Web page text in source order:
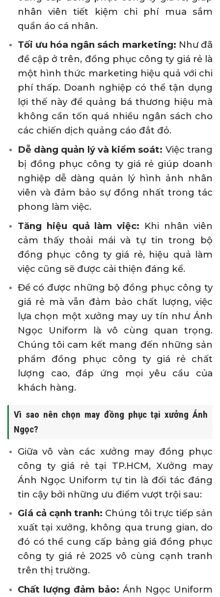
nhân viên tiết kiệm chi phí mua sắm
quần áo cá nhân.
Tối ưu hóa ngân sách marketing: Như đã
đề cập ở trên, đồng phục công ty giá rẻ là
một hình thức marketing hiệu quả với chi
phí thấp. Doanh nghiệp có thể tận dụng
lợi thế này để quảng bá thương hiệu mà
không cần tốn quá nhiều ngân sách cho
các chiến dịch quảng cáo đắt đỏ.
Dễ dàng quản lý và kiểm soát: Việc trang
bị đồng phục công ty giá rẻ giúp doanh
nghiệp dễ dàng quản lý hình ảnh nhân
viên và đảm bảo sự đồng nhất trong tác
phong làm việc.
Tăng hiệu quả làm việc: Khi nhân viên
cảm thấy thoải mái và tự tin trong bộ
đồng phục công ty giá rẻ, hiệu quả làm
việc cũng sẽ được cải thiện đáng kể.
Để có được những bộ đồng phục công ty
giá rẻ mà vẫn đảm bảo chất lượng, việc
lựa chọn một xưởng may uy tín như Ánh
Ngọc Uniform là vô cùng quan trọng.
Chúng tôi cam kết mang đến những sản
phẩm đồng phục công ty giá rẻ chất
lượng cao, đáp ứng mọi yêu cầu của
khách hàng.
Vì sao nên chọn may đồng phục tại xưởng Ánh
Ngọc?
Giữa vô vàn các xưởng may đồng phục
công ty giá rẻ tại TP.HCM, Xưởng may
Ánh Ngọc Uniform tự tin là đối tác đáng
tin cậy bởi những ưu điểm vượt trội sau:
Giá cả cạnh tranh: Chúng tôi trực tiếp sản
xuất tại xưởng, không qua trung gian, do
đó có thể cung cấp bảng giá đồng phục
công ty giá rẻ 2025 vô cùng cạnh tranh
trên thị trường.
Chất lượng đảm bảo: Ánh Ngọc Uniform